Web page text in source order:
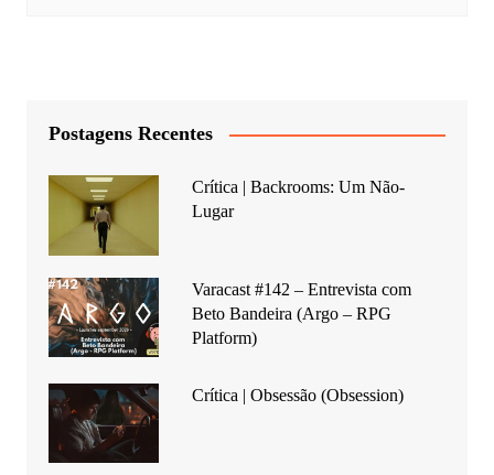
Postagens Recentes
Crítica | Backrooms: Um Não-
Lugar
Varacast #142 – Entrevista com
Beto Bandeira (Argo – RPG
Platform)
Crítica | Obsessão (Obsession)